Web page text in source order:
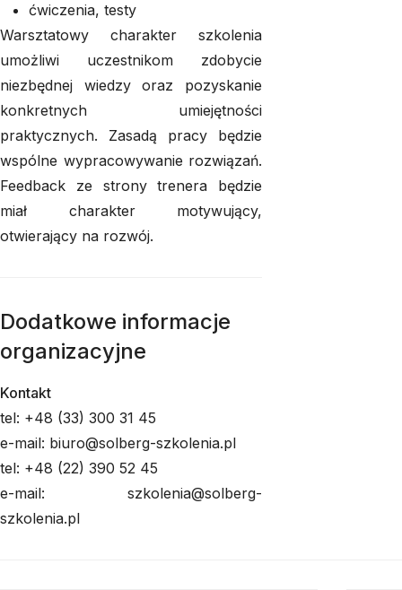
ćwiczenia, testy
Warsztatowy charakter szkolenia
umożliwi uczestnikom zdobycie
niezbędnej wiedzy oraz pozyskanie
konkretnych umiejętności
praktycznych. Zasadą pracy będzie
wspólne wypracowywanie rozwiązań.
Feedback ze strony trenera będzie
miał charakter motywujący,
otwierający na rozwój.
Dodatkowe informacje
organizacyjne
Kontakt
tel: +48 (33) 300 31 45
e-mail: biuro@solberg-szkolenia.pl
tel: +48 (22) 390 52 45
e-mail: szkolenia@solberg-
szkolenia.pl